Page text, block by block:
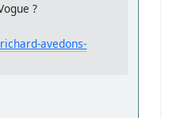
?
avedons-